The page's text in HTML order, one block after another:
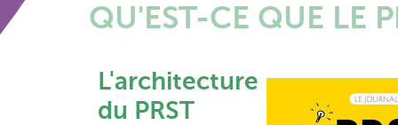
QU'EST-CE QUE LE
L'architecture
du PRST